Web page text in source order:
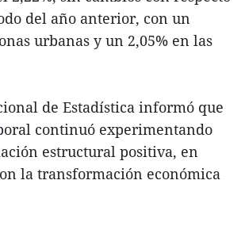
del año anterior, con un
urbanas y un 2,05% en las
de Estadística informó que
continuó experimentando
estructural positiva, en
la transformación económica